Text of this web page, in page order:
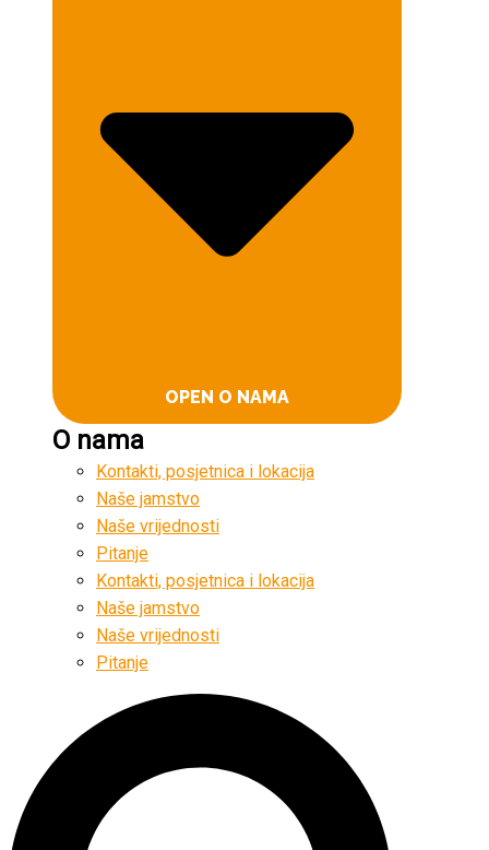
OPEN O NAMA
O nama
Kontakti, posjetnica i lokacija
Naše jamstvo
Naše vrijednosti
Pitanje
Kontakti, posjetnica i lokacija
Naše jamstvo
Naše vrijednosti
Pitanje